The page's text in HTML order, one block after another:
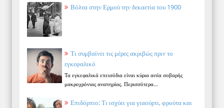
Βόλτα στην Ερμού την δεκαετία του 1900
Τι συμβαίνει τις μέρες ακριβώς πριν το
εγκεφαλικό
Τα εγκεφαλικά επεισόδια είναι κύρια αιτία σοβαρής
μακροχρόνιας αναπηρίας. Περισσότερα...
Επιδόρπιο: Τι ισχύει για γιαούρτι, φρούτα και